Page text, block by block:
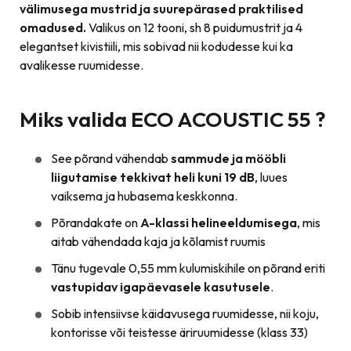
välimusega mustrid ja suurepärased praktilised
omadused.Valikus on 12 tooni, sh 8 puidumustrit ja 4
elegantset kivistiili, mis sobivad nii kodudesse kui ka
avalikesse ruumidesse.
Miks valida ECO ACOUSTIC 55 ?
See põrand vähendab sammude ja mööbli
liigutamise tekkivat heli kuni 19 dB, luues
vaiksema ja hubasema keskkonna.
Põrandakate onA-klassi helineeldumisega, mis
aitab vähendada kaja ja kõlamist ruumis
Tänu tugevale 0,55 mm kulumiskihile on põrand eriti
vastupidav igapäevasele kasutusele.
Sobib intensiivse käidavusega ruumidesse, nii koju,
kontorisse või teistesse äriruumidesse (klass 33)